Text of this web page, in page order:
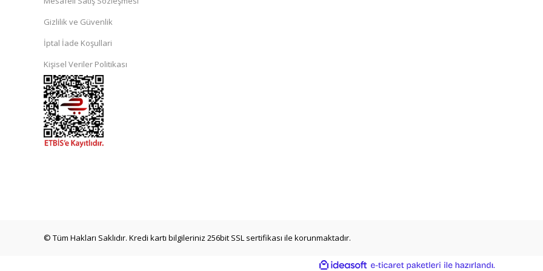
Gizlilik ve Güvenlik
İptal İade Koşullari
Kişisel Veriler Politikası
© Tüm Hakları Saklıdır. Kredi kartı bilgileriniz 256bit SSL sertifikası ile korunmaktadır.
ideasoft e-